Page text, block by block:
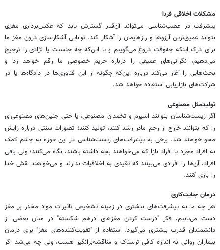
مشکلات اخلاقی فردا
پیشرفت در عصب‌شناسی می‌تواند آن‌قدر گسترش یابد که عکس‌برداری مغزی
بتواند عمیق‌ترین آرزوها و رازهایمان را آشکار کند. توانایی آشکارسازی درون مغز ما
برای درک اینکه چه‌وقت دروغ می‌گوییم و یا این‌که چه جنسیت یا نژادی را ترجیح
می‌دهیم، نگرانی‌های عمیقی را درباره حریم خصوصی ما رقم خواهد زد و
بحث‌هایی را آغاز می‌کند درباره این‌که چگونه از این فناوری‌ها در دادگاه‌ها یا در
شرکت‌های بازاریابی استفاده خواهد شد.
تولیدمثل مصنوعی
اگر زیست‌شناسان بتوانند اسپرم و تخمدان مصنوعی، یا حتی جنین‌های مصنوعی‌ای
را که بتوانند خارج از رحم مادر رشد کنند، تولید کنند؛ تصورات سنتی درباره زایش
محو خواهند شد. برخی به پیشرفت‌های زیست‌شناسی در این حوزه به چشم کمک
به افراد مجرد یا افراد نازا که می‌خواهند بچه داشته باشند، نگاه می‌کنند؛ ولی باقی
افراد، آن‌ها را افرادی می‌بینند که تقیدی به اخلاقیات ندارند و می‌خواهند نقش خدا
را بازی کنند.
درمان جنایت‌کاری
هر چه ما به پیشرفت‌های بیشتری در زمینه تشخیص تاثیرات مواد مخدر بر مغز
دست می‌یابیم، فکر "درست کردن مغزهای درهم شکسته" در میان بعضی از
دانشمندان قدرت بیشتری می‌گیرد. استفاده از "تقویت‌کننده‌های مغز" برای درمان
بیماران روانی به اندازه کافی ترسناک و مناقشه‌بر‌انگیز هست، ولی چه می‌شد اگر